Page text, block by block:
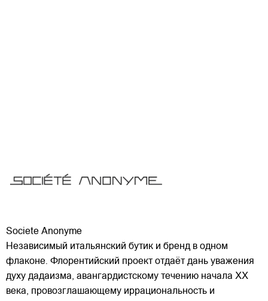
Societe Anonyme
Независимый итальянский бутик и бренд в одном
флаконе. Флорентийский проект отдаёт дань уважения
духу дадаизма, авангардистскому течению начала XX
века, провозглашающему иррациональность и